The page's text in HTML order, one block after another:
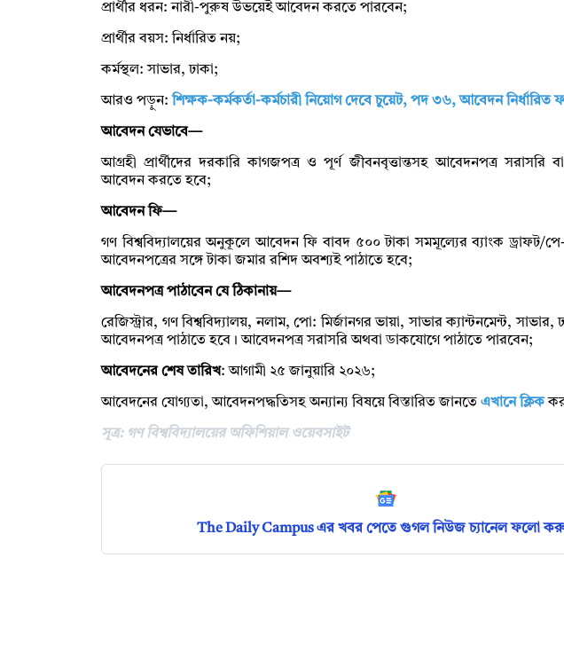
প্রার্থীর ধরন: নারী-পুরুষ উভয়েই আবেদন করতে পারবেন;
প্রার্থীর বয়স: নির্ধারিত নয়;
কর্মস্থল: সাভার, ঢাকা;
আরও পড়ুন:শিক্ষক-কর্মকর্তা-কর্মচারী নিয়োগ দেবে চুয়েট, পদ ৩৬, আবেদন নির্ধারিত
আবেদন যেভাবে—
আগ্রহী প্রার্থীদের দরকারি কাগজপত্র ও পূর্ণ জীবনবৃত্তান্তসহ আবেদনপত্র সরাসরি
আবেদন করতে হবে;
আবেদন ফি—
গণ বিশ্ববিদ্যালয়ের অনুকূলে আবেদন ফি বাবদ ৫০০ টাকা সমমূল্যের ব্যাংক ড্রাফট/
আবেদনপত্রের সঙ্গে টাকা জমার রশিদ অবশ্যই পাঠাতে হবে;
আবেদনপত্র পাঠাবেন যে ঠিকানায়—
রেজিস্ট্রার, গণ বিশ্ববিদ্যালয়, নলাম, পো: মির্জানগর ভায়া, সাভার ক্যান্টনমেন্ট, সাভার,
আবেদনপত্র পাঠাতে হবে। আবেদনপত্র সরাসরি অথবা ডাকযোগে পাঠাতে পারবেন;
আবেদনের শেষ তারিখ: আগামী ২৫ জানুয়ারি ২০২৬;
আবেদনের যোগ্যতা, আবেদনপদ্ধতিসহ অন্যান্য বিষয়ে বিস্তারিত জানতে এখানে ক্লিক
সূত্র: গণ বিশ্ববিদ্যালয়ের অফিশিয়াল ওয়েবসাইট
The Daily Campus এর খবর পেতে গুগল নিউজ চ্যানেল ফলো